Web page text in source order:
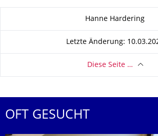
Hanne Hardering
Letzte Änderung:
Diese Seite …
OFT GESUCHT